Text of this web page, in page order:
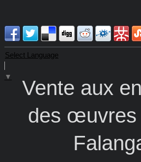
Select Language
▼
Vente aux
des œuvres